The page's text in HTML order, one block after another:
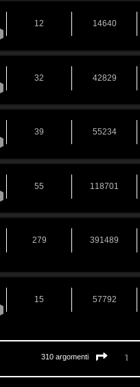
12 14640
32 42829
39 55234
55 118701
279 391489
15 57792
310 argomenti Pagina
1